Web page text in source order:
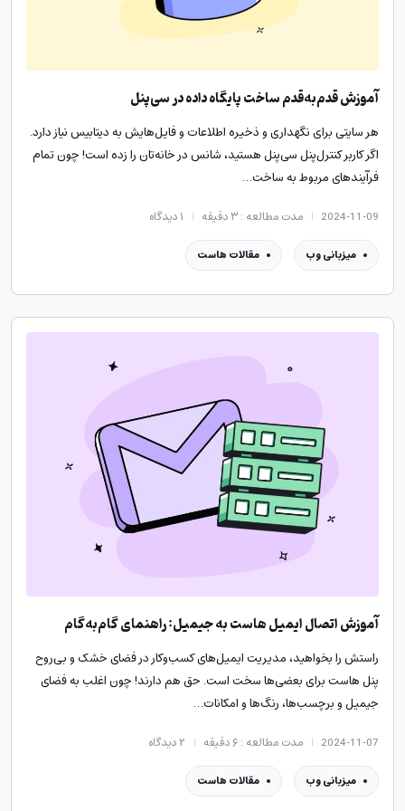
آموزش قدم‌به‌قدم ساخت پایگاه داده در سی‌پنل
هر سایتی برای نگهداری و ذخیره اطلاعات و فایل‌هایش به دیتابیس نیاز دارد.
اگر کاربر کنترل‌پنل سی‌پنل هستید، شانس در خانه‌تان را زده‌ است! چون تمام
فرآیندهای مربوط به ساخت…
2024-11-09 مدت مطالعه : ۳ دقیقه ۱دیدگاه
میزبانی وب مقالات هاست
آموزش اتصال ایمیل هاست به جیمیل: راهنمای گام‌به‌گام
راستش را بخواهید، مدیریت ایمیل‌های کسب‌وکار در فضای خشک و بی‌روح
پنل هاست برای بعضی‌ها سخت است. حق هم دارند! چون اغلب به فضای
جیمیل و برچسب‌ها، رنگ‌ها و امکانات…
2024-11-07 مدت مطالعه : ۶ دقیقه ۲دیدگاه
میزبانی وب مقالات هاست